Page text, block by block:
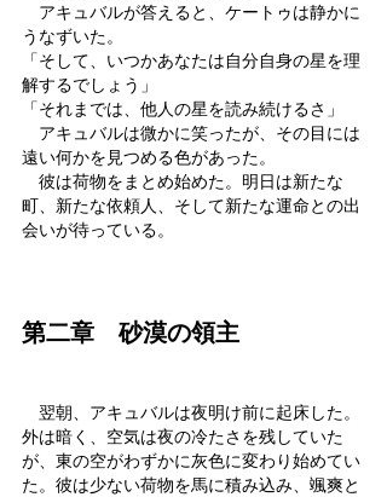
アキュバルが答えると、ケートゥは静かに
うなずいた。
「そして、いつかあなたは自分自身の星を理
解するでしょう」
「それまでは、他人の星を読み続けるさ」
アキュバルは微かに笑ったが、その目には
遠い何かを見つめる色があった。
彼は荷物をまとめ始めた。明日は新たな
町、新たな依頼人、そして新たな運命との出
会いが待っている。
第二章　砂漠の領主
翌朝、アキュバルは夜明け前に起床した。
外は暗く、空気は夜の冷たさを残していた
が、東の空がわずかに灰色に変わり始めてい
た。彼は少ない荷物を馬に積み込み、颯爽と